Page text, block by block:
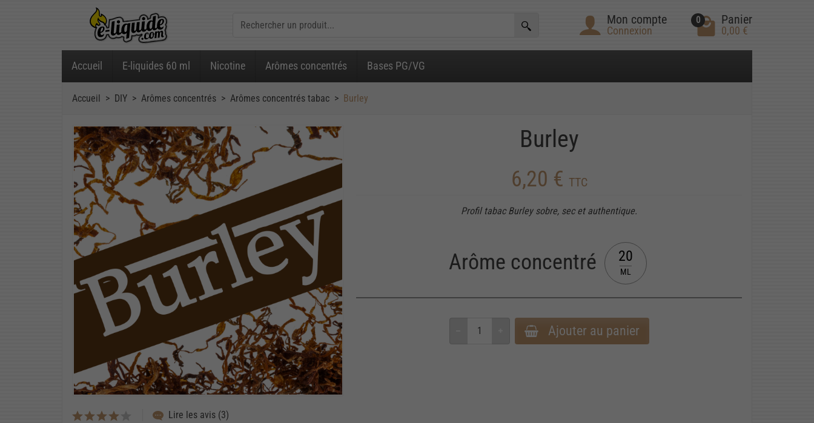
Mon compte
Connexion
0 Panier
0,00 €
Accueil E-liquides 60 ml Nicotine Arômes concentrés Bases PG/VG
Accueil DIY Arômes concentrés Arômes concentrés tabac Burley
Lire les avis (3)
Burley
6,20 € TTC
Profil tabac Burley sobre, sec et authentique.
Arôme concentré 20
ML
Ajouter au panier